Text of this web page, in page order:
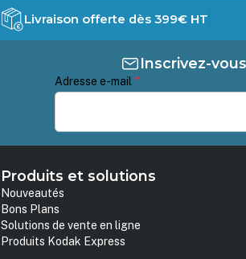
Livraison offerte dès 399€ HT
Inscrivez-
Adresse e-mail *
Produits et solutions
Nouveautés
Bons Plans
Solutions de vente en ligne
Produits Kodak Express